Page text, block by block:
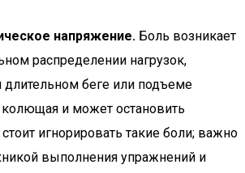
напряжение. Боль возникает
распределении нагрузок,
длительном беге или подъеме
колющая и может остановить
игнорировать такие боли; важно
выполнения упражнений и